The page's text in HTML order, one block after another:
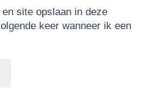
site opslaan in deze
keer wanneer ik een